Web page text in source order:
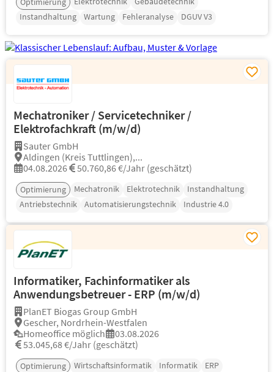
Instandhaltung
Wartung Fehleranalyse DGUV V3
Mechatroniker / Servicetechniker /
Elektrofachkraft (m/w/d)
Sauter GmbH
Aldingen (Kreis Tuttlingen),...
04.08.2026
50.760,86 €/Jahr (geschätzt)
Optimierung Mechatronik Elektrotechnik
Instandhaltung
Antriebstechnik
Automatisierungstechnik Industrie 4.0
Informatiker, Fachinformatiker als
Anwendungsbetreuer - ERP (m/w/d)
PlanET Biogas Group GmbH
Gescher, Nordrhein-Westfalen
Homeoffice möglich
03.08.2026
53.045,68 €/Jahr (geschätzt)
Optimierung Wirtschaftsinformatik Informatik
ERP